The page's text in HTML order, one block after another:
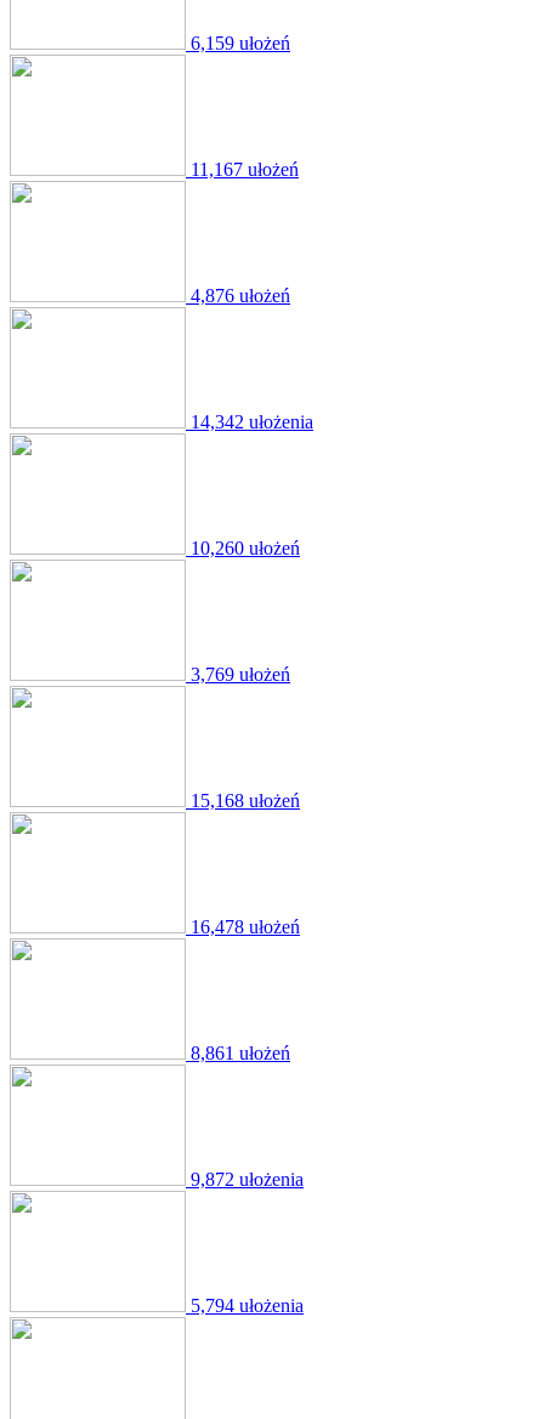
6,159 ułożeń
11,167 ułożeń
4,876 ułożeń
14,342 ułożenia
10,260 ułożeń
3,769 ułożeń
15,168 ułożeń
16,478 ułożeń
8,861 ułożeń
9,872 ułożenia
5,794 ułożenia